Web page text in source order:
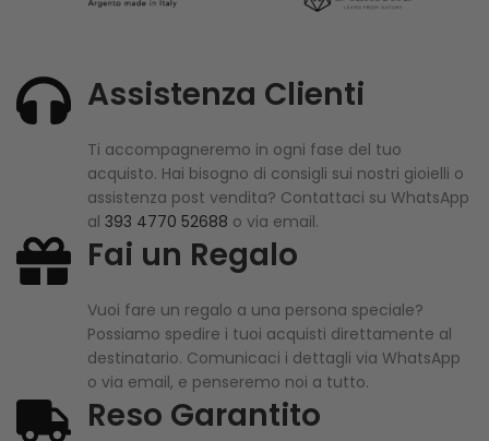
Assistenza Clienti
Ti accompagneremo in ogni fase del tuo
acquisto. Hai bisogno di consigli sui nostri gioielli o
assistenza post vendita? Contattaci su WhatsApp
al 393 4770 52688 o via email.
Fai un Regalo
Vuoi fare un regalo a una persona speciale?
Possiamo spedire i tuoi acquisti direttamente al
destinatario. Comunicaci i dettagli via WhatsApp
o via email, e penseremo noi a tutto.
Reso Garantito